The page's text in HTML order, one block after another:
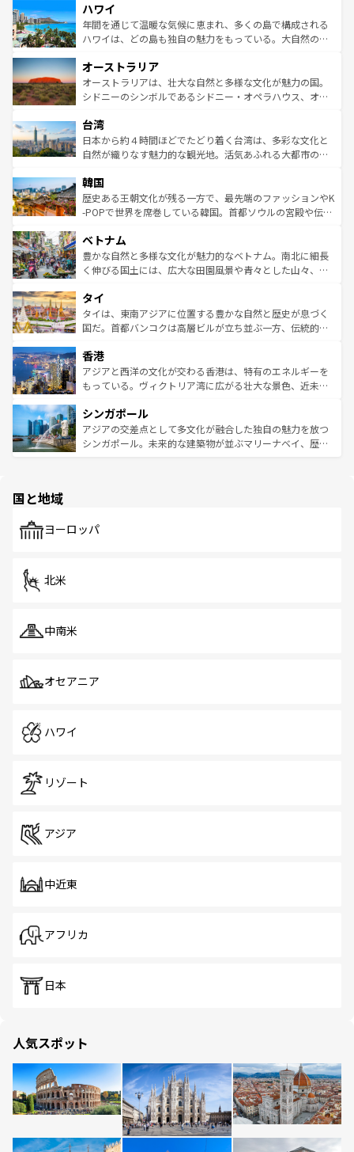
ば市内交通費無料で観光を楽しむこともできる。 なお、新
着のスイス情報はコンテンツ一覧 を参照してほしい。
のような巨大都市は、観光、ショッピング、エンターテイ
ンメントが詰まった刺激的なスポットだ。一方、アメリカ
西部には大自然が広がり、グランドキャニオンやイエロー
部のニューオーリンズでは、音楽と美食が融合した独特の
文化が魅力。旅行者はアメリカの各地域で異なる魅力を楽
しみながら、その多様性と豊かな歴史を感じることができ
ならではの贅沢な旅のスタイルだ。 なお、新着のアメリカ
情報はコンテンツ一覧を参照してほしい。
ハワイ
年間を通じて温暖な気候に恵まれ、多くの島で構成される
ハワイは、どの島も独自の魅力をもっている。大自然の神
ワイ島は見逃せない。また、定番の観光地といえばオアフ
島だが、静かな自然を求めるならマウイ島やカウアイ島が
おすすめ。エメラルドグリーンに輝く海をはじめ、豊かな
れるおもてなしの心で訪れる人々を迎えてくれるハワイの
人々、おいしいローカルフードやハワイアンミュージッ
ク、伝統的なフラダンスなど、すべてがハワイの魅力を彩
ワイを、存分に味わってほしい。 なお、新着のハワイ情報
はコンテンツ一覧を参照してほしい。
オーストラリア
オーストラリアは、壮大な自然と多様な文化が魅力の国。
シドニーのシンボルであるシドニー・オペラハウス、オー
リアリーフや大陸中央部にそびえるウルル（エアーズロッ
ク）、タスマニアの美しい原生林やケアンズの熱帯雨林な
ど、見どころがたくさん。また、カフェやワイン、オージ
いる。アクティビティも充実しており、サーフィンやダイ
ビング、ハイキングなど、アウトドア好きにはたまらな
い。オーストラリアの多彩な魅力を存分に味わいつくそ
参照してほしい。
台湾
日本から約４時間ほどでたどり着く台湾は、多彩な文化と
自然が織りなす魅力的な観光地。活気あふれる大都市の台
ン）、静ひつな山岳地帯である台湾東部など、都市の喧騒
と山間の静けさが共存しており、訪れる人に新しい発見と
驚きをもたらしてくれる。また、奥深い台湾の食文化も魅
容にもいいと評判のスイーツなど、バラエティ豊かな料理
が味わえる。 なお、新着の台湾情報は コンテンツ一覧を参
照してほしい。
韓国
歴史ある王朝文化が残る一方で、最先端のファッションやK
-POPで世界を席巻している韓国。首都ソウルの宮殿や伝統
き、地方に足を延ばせば四季折々の自然美を楽しむことが
できる。そして、キムチや焼肉、絶品のストリートフード
まで、さまざまな韓国料理が待っている。夜には、韓国な
リティに包まれながら、韓国の多彩な魅力を心ゆくまで味
わってみてほしい。 なお、新着の韓国情報はコンテンツ一
覧を参照してほしい。
ベトナム
豊かな自然と多様な文化が魅力的なベトナム。南北に細長
く伸びる国土には、広大な田園風景や青々とした山々、世
急速な発展と共に伝統が息づく。ハノイの古い町並みやホ
ーチミン市のフランス統治時代の建物も、独特の雰囲気を
醸し出している。また、バラエティの豊かさとおいしさで
とつ。フォーやバインミー、ベトナムコーヒーなどは、ぜ
ひ現地で味わいたい。どの地域を訪れてもあたたかい人々
が旅行者を迎えてくれるので、きっと忘れられない旅にな
参照してほしい。
タイ
タイは、東南アジアに位置する豊かな自然と歴史が息づく
国だ。首都バンコクは高層ビルが立ち並ぶ一方、伝統的な
の活気が交差している。北部ではチェンマイなどの山岳地
帯で自然と触れ合い、南部ではプーケットやクラビの美し
いビーチでリゾート気分を楽しむことができる。タイ料理
激する。気候は一年中温暖で、どの季節にも異なる楽しみ
が待っている。親しみやすいタイの人々、仏教を中心とし
た文化、そして多様な観光資源が、訪れる旅人を魅了し続
香港
アジアと西洋の文化が交わる香港は、特有のエネルギーを
もっている。ヴィクトリア湾に広がる壮大な景色、近未来
み、どこを訪れても感動するはず。観光スポットが密集し
ており、効率よく見どころを回れるのも魅力。息をのむよ
うな絶景から文化的な体験まで、香港を存分に楽しみ尽く
シンガポール
アジアの交差点として多文化が融合した独自の魅力を放つ
シンガポール。未来的な建築物が並ぶマリーナベイ、歴史
で、ホーカーズは地元の風情を楽しめる外せないスポット
国と地域
ヨーロッパ
北米
中南米
オセアニア
ハワイ
リゾート
アジア
中近東
アフリカ
日本
人気スポット